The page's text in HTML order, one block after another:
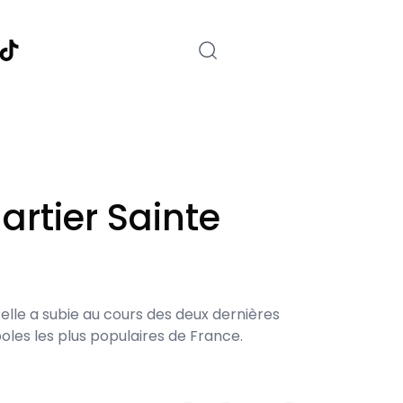
TikTok
Sainte
a subie au cours des deux dernières
les plus populaires de France.